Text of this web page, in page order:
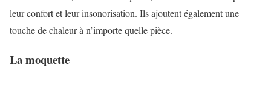
leur confort et leur insonorisation. Ils ajoutent également une
touche de chaleur à n’importe quelle pièce.
La moquette